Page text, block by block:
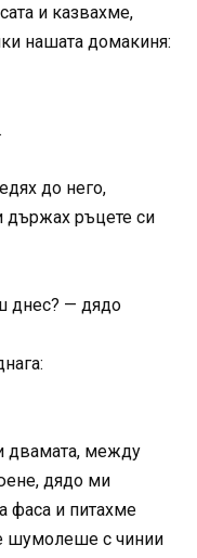
и казвахме,
нашата домакиня:
до него,
държах ръцете си
днес? — дядо
двамата, между
дядо ми
фаса и питахме
шумолеше с чинии